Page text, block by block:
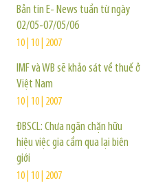
Bản tin E- News tuần từ ngày
02/05-07/05/06
10 | 10 | 2007
IMF và WB sẽ khảo sát về thuế ở
Việt Nam
10 | 10 | 2007
ĐBSCL: Chưa ngăn chặn hữu
hiệu việc gia cầm qua lại biên
giới
10 | 10 | 2007